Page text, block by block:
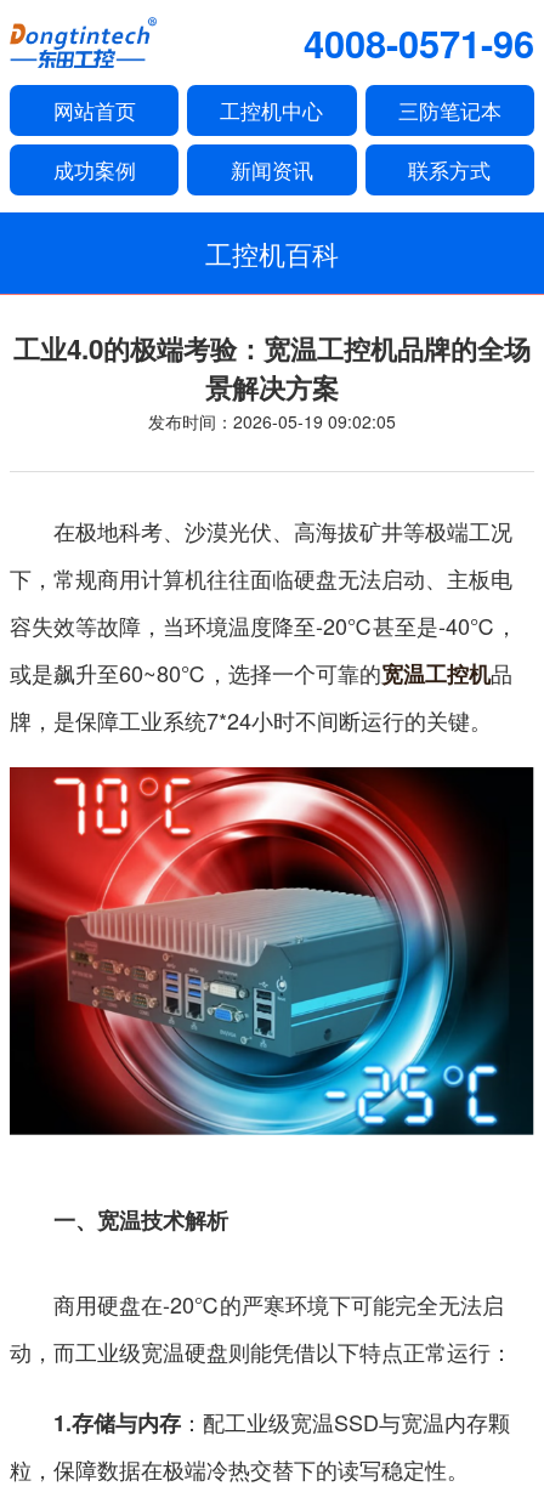
4008-0571-96
网站首页 工控机中心 三防笔记本
成功案例 新闻资讯 联系方式
工控机百科
工业4.0的极端考验：宽温工控机品牌的全场
景解决方案
发布时间：2026-05-19 09:02:05
在极地科考、沙漠光伏、高海拔矿井等极端工况
下，常规商用计算机往往面临硬盘无法启动、主板电
容失效等故障，当环境温度降至-20℃甚至是-40℃，
或是飙升至60~80℃，选择一个可靠的宽温工控机品
牌，是保障工业系统7*24小时不间断运行的关键。
一、宽温技术解析
商用硬盘在-20℃的严寒环境下可能完全无法启
动，而工业级宽温硬盘则能凭借以下特点正常运行：
1.存储与内存 ：配工业级宽温SSD与宽温内存颗
粒，保障数据在极端冷热交替下的读写稳定性。